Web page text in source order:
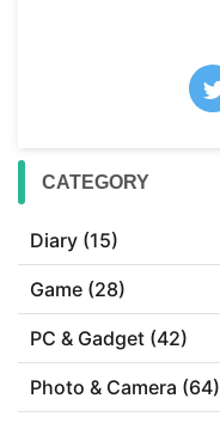
CATEGORY
Diary (15)
Game (28)
PC & Gadget (42)
Photo & Camera (64)